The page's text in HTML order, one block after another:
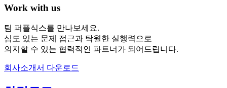
Work with us
팀 퍼플식스를 만나보세요.
심도 있는 문제 접근과 탁월한 실행력으로
의지할 수 있는 협력적인 파트너가 되어드립니다.
회사소개서 다운로드